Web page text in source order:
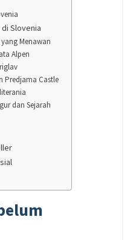
Slovenia
Menawan
Alpen
Predjama Castle
dan Sejarah